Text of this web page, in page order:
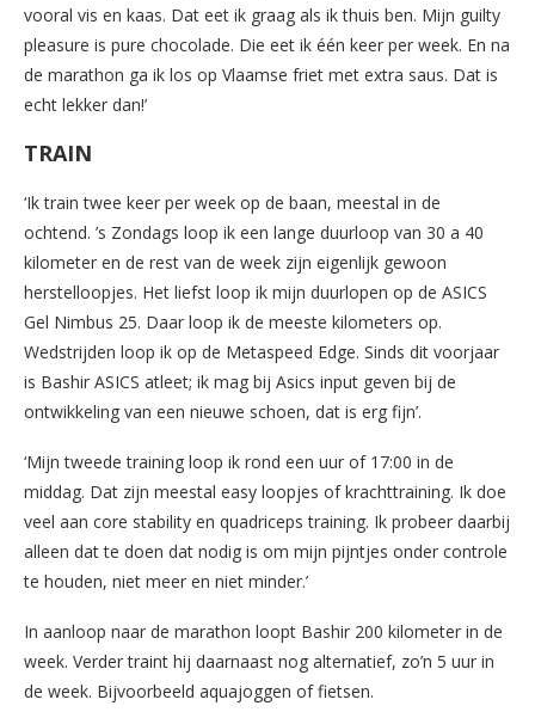
vooral vis en kaas. Dat eet ik graag als ik thuis ben. Mijn guilty
pleasure is pure chocolade. Die eet ik één keer per week. En na
de marathon ga ik los op Vlaamse friet met extra saus. Dat is
echt lekker dan!’
TRAIN
‘Ik train twee keer per week op de baan, meestal in de
ochtend. ’s Zondags loop ik een lange duurloop van 30 a 40
kilometer en de rest van de week zijn eigenlijk gewoon
herstelloopjes. Het liefst loop ik mijn duurlopen op de ASICS
Gel Nimbus 25. Daar loop ik de meeste kilometers op.
Wedstrijden loop ik op de Metaspeed Edge. Sinds dit voorjaar
is Bashir ASICS atleet; ik mag bij Asics input geven bij de
ontwikkeling van een nieuwe schoen, dat is erg fijn’.
‘Mijn tweede training loop ik rond een uur of 17:00 in de
middag. Dat zijn meestal easy loopjes of krachttraining. Ik doe
veel aan core stability en quadriceps training. Ik probeer daarbij
alleen dat te doen dat nodig is om mijn pijntjes onder controle
te houden, niet meer en niet minder.’
In aanloop naar de marathon loopt Bashir 200 kilometer in de
week. Verder traint hij daarnaast nog alternatief, zo’n 5 uur in
de week. Bijvoorbeeld aquajoggen of fietsen.